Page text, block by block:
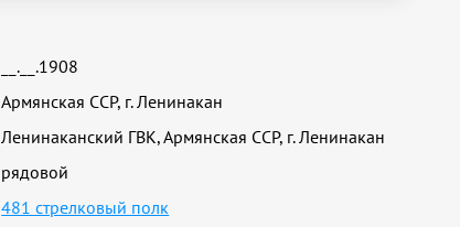
__.__.1908
Армянская ССР, г. Ленинакан
Ленинаканский ГВК, Армянская ССР, г. Ленинакан
рядовой
481 стрелковый полк